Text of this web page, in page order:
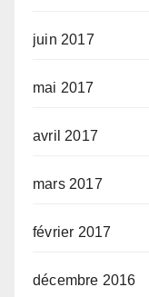
juin 2017
mai 2017
avril 2017
mars 2017
février 2017
décembre 2016